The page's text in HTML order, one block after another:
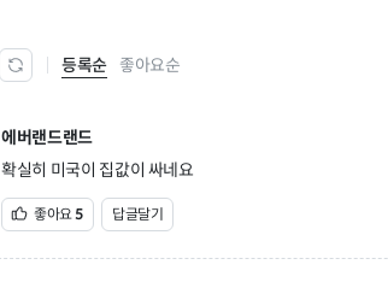
등록순 좋아요순
에버랜드랜드
확실히 미국이 집값이 싸네요
좋아요5 답글달기